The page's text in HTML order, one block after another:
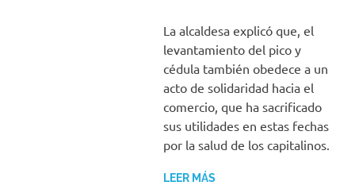
La alcaldesa explicó que, el
levantamiento del pico y
cédula también obedece a un
acto de solidaridad hacia el
comercio, que ha sacrificado
sus utilidades en estas fechas
por la salud de los capitalinos.
LEER MÁS